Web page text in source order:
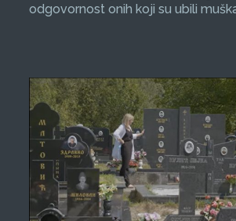
odgovornost onih koji su ubili